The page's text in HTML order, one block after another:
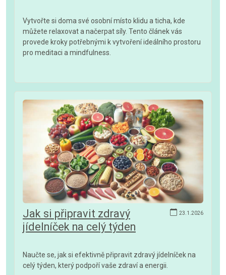
Vytvořte si doma své osobní místo klidu a ticha, kde
můžete relaxovat a načerpat síly. Tento článek vás
provede kroky potřebnými k vytvoření ideálního prostoru
pro meditaci a mindfulness.
23.1.2026
Jak si připravit zdravý
jídelníček na celý týden
Naučte se, jak si efektivně připravit zdravý jídelníček na
celý týden, který podpoří vaše zdraví a energii.